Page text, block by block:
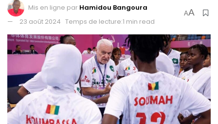
Mis en ligne par Hamidou Bangoura
23 août 2024 Temps de lecture:1 min read
AA